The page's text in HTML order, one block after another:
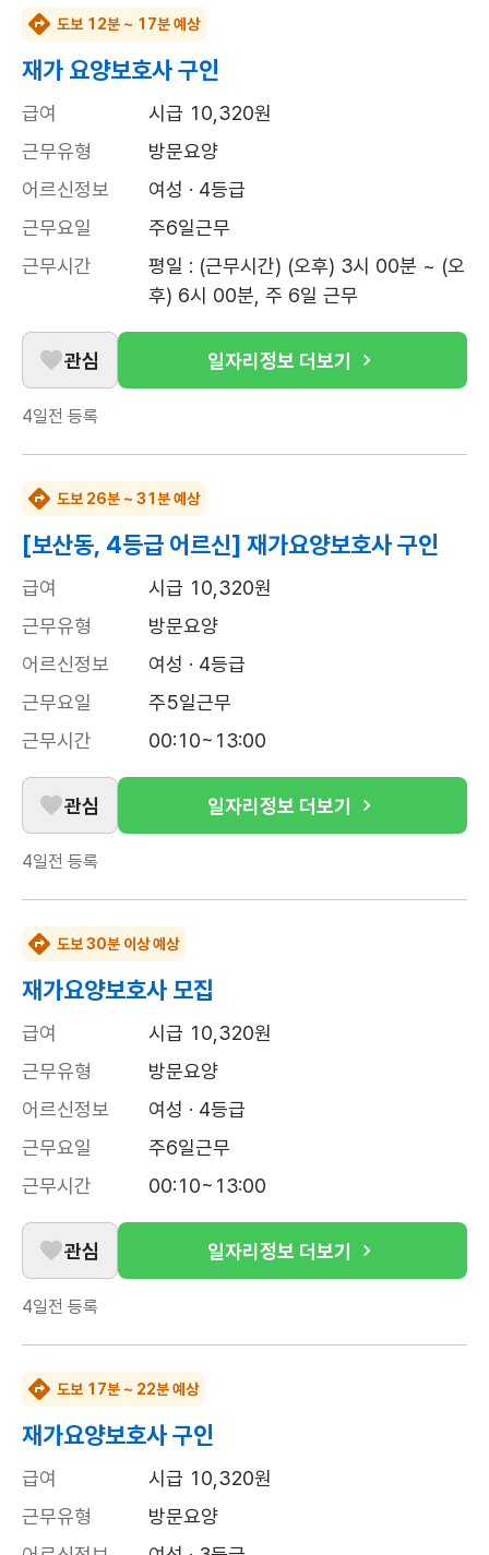
도보 12분 ~ 17분 예상
재가 요양보호사 구인
급여
시급 10,320원
근무유형
방문요양
어르신정보
여성 · 4등급
근무요일
주6일근무
근무시간
평일 : (근무시간) (오후) 3시 00분 ~ (오
후) 6시 00분, 주 6일 근무
관심 일자리정보 더보기
4일전 등록
도보 26분 ~ 31분 예상
[보산동, 4등급 어르신] 재가요양보호사 구인
급여
시급 10,320원
근무유형
방문요양
어르신정보
여성 · 4등급
근무요일
주5일근무
근무시간
00:10~13:00
관심 일자리정보 더보기
4일전 등록
도보 30분 이상 예상
재가요양보호사 모집
급여
시급 10,320원
근무유형
방문요양
어르신정보
여성 · 4등급
근무요일
주6일근무
근무시간
00:10~13:00
관심 일자리정보 더보기
4일전 등록
도보 17분 ~ 22분 예상
재가요양보호사 구인
급여
시급 10,320원
근무유형
방문요양